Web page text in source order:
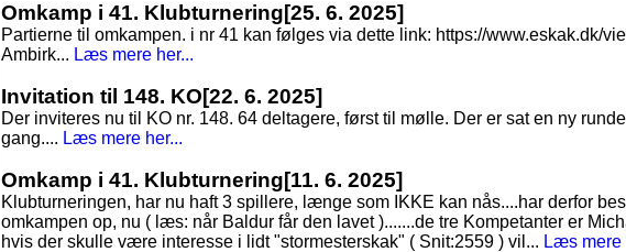
Omkamp i 41. Klubturnering[25. 6. 2025]
Partierne til omkampen. i nr 41 kan følges via dette link: https://www.eskak.dk/
Ambirk... Læs mere her...
Invitation til 148. KO[22. 6. 2025]
Der inviteres nu til KO nr. 148. 64 deltagere, først til mølle. Der er sat en ny
gang.... Læs mere her...
Omkamp i 41. Klubturnering[11. 6. 2025]
Klubturneringen, har nu haft 3 spillere, længe som IKKE kan nås....har derfor
omkampen op, nu ( læs: når Baldur får den lavet ).......de tre Kompetanter er
hvis der skulle være interesse i lidt "stormesterskak" ( Snit:2559 ) vil... Læs mere